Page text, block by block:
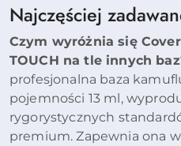
Najczęściej
Czym wyróżnia się
TOUCH na tle innych
profesjonalna baza
pojemności 13 ml,
rygorystycznych
premium. Zapewnia ona